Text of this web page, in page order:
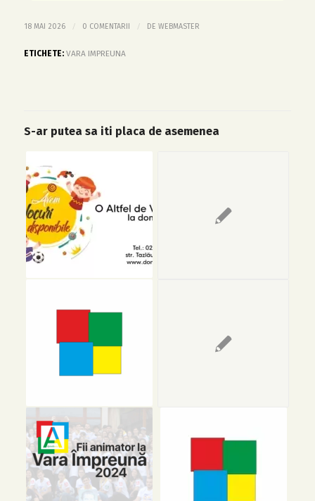
18 MAI 2026 / 0 COMENTARII / DE WEBMASTER
ETICHETE: VARA IMPREUNA
S-ar putea sa iti placa de asemenea